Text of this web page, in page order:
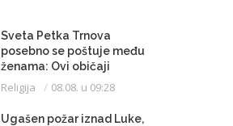
Sveta Petka Trnova
posebno se poštuje među
ženama: Ovi običaji
vijekovima se čuvaju
Religija 08.08. u 09:28
Ugašen požar iznad Luke,